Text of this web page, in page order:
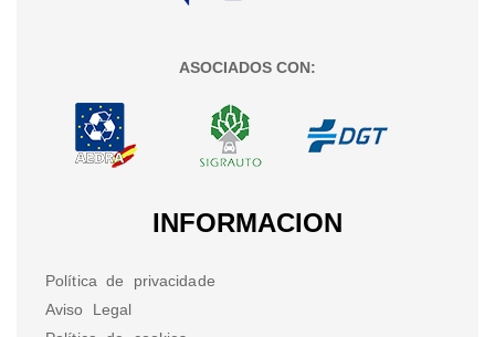
ASOCIADOS CON:
INFORMACION
Política de privacidade
Aviso Legal